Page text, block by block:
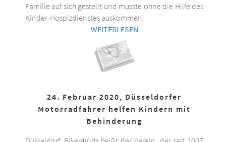
Familie auf sich gestellt und musste ohne die Hilfe des
Kinder-Hospizdienstes auskommen.
WEITERLESEN
24. Februar 2020, Düsseldorfer
Motorradfahrer helfen Kindern mit
Behinderung